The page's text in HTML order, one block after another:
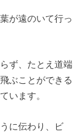
が遠のいて行っ
ず、たとえ道端
ぶことができる
います。
に伝わり、ビ